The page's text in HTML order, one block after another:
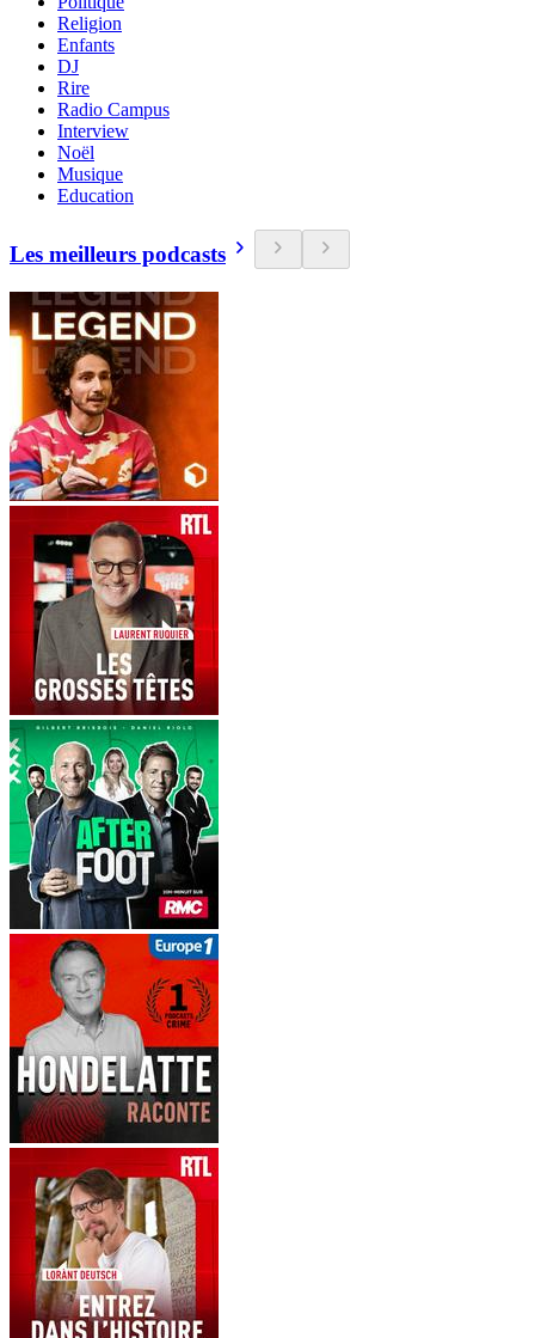
Religion
Enfants
DJ
Rire
Radio Campus
Interview
Noël
Musique
Education
Les meilleurs podcasts